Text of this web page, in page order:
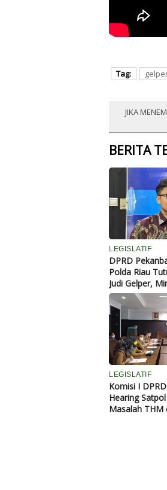
Tag:
JIKA
BERITA
LEGISLATIF
DPRD
Polda Riau
Judi Gelper,
Berkelanjutan
LEGISLATIF
Komisi I
Hearing
Masalah THM